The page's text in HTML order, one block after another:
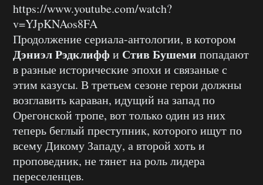
https://www.youtube.com/watch?
v=YJpKNAos8FA
Продолжение сериала-антологии, в котором
Дэниэл Рэдклиффи Стив Бушеми попадают
в разные исторические эпохи и связаные с
этим казусы. В третьем сезоне герои должны
возглавить караван, идущий на запад по
Орегонской тропе, вот только один из них
теперь беглый преступник, которого ищут по
всему Дикому Западу, а второй хоть и
проповедник, не тянет на роль лидера
переселенцев.